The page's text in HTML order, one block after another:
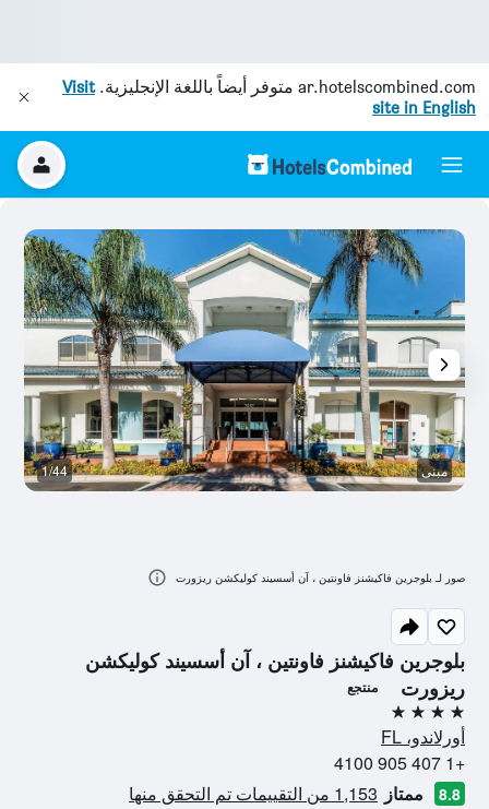
ar.hotelscombined.com متوفر أيضاً باللغة الإنجليزية.Visit
site in English
بلوجرين فاكيشنز فاونتين ، آن أسسيند كوليكشن
ريزورت
منتجع
4 نجوم
أورلاندو، FL
+1 407 905 4100
8.8 ممتاز 1,153 من التقييمات تم التحقق منها
مبنى 1/44
صور لـ بلوجرين فاكيشنز فاونتين ، آن أسسيند كوليكشن ريزورت